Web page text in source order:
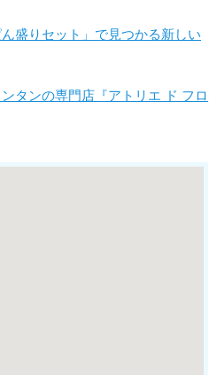
盛りセット」で見つかる新しい
タンの専門店『アトリエ ド フロ